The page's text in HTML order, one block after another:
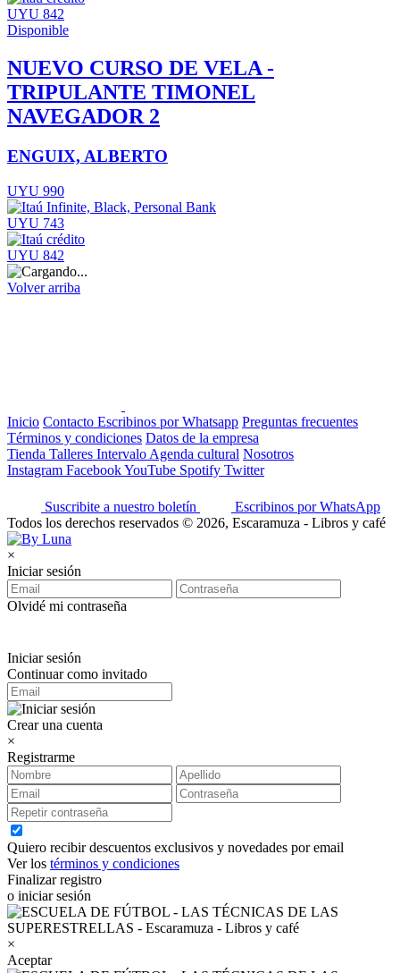
UYU 842
Disponible
NUEVO CURSO DE VELA -
TRIPULANTE TIMONEL
NAVEGADOR 2
ENGUIX, ALBERTO
UYU 990
UYU 743
UYU 842
Volver arriba
Inicio Contacto Escribinos por Whatsapp Preguntas frecuentes
Términos y condiciones Datos de la empresa
Tienda Talleres Intervalo Agenda cultural Nosotros
Instagram FacebookYouTube Spotify Twitter
Suscribite a nuestro boletín
Escribinos por WhatsApp
Todos los derechos reservados © 2026, Escaramuza - Libros y café
×
Iniciar sesión
Olvidé mi contraseña
Iniciar sesión
Continuar como invitado
Crear una cuenta
×
Registrarme
Quiero recibir descuentos exclusivos y novedades por email
Ver los términos y condiciones
Finalizar registro
o iniciar sesión
×
Aceptar